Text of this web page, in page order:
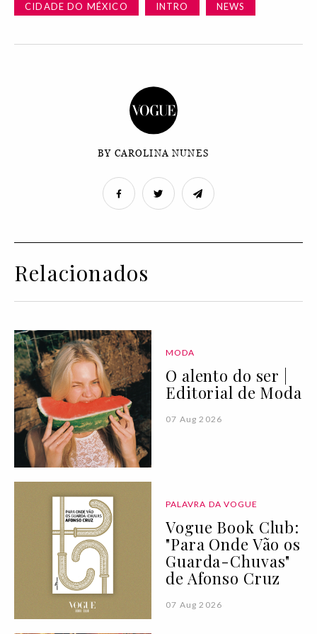
CIDADE DO MÉXICO
INTRO NEWS
BY CAROLINA NUNES
Relacionados
MODA
O alento do ser |
Editorial de Moda
07 Aug 2026
PALAVRA DA VOGUE
Vogue Book Club:
"Para Onde Vão os
Guarda-Chuvas"
de Afonso Cruz
07 Aug 2026